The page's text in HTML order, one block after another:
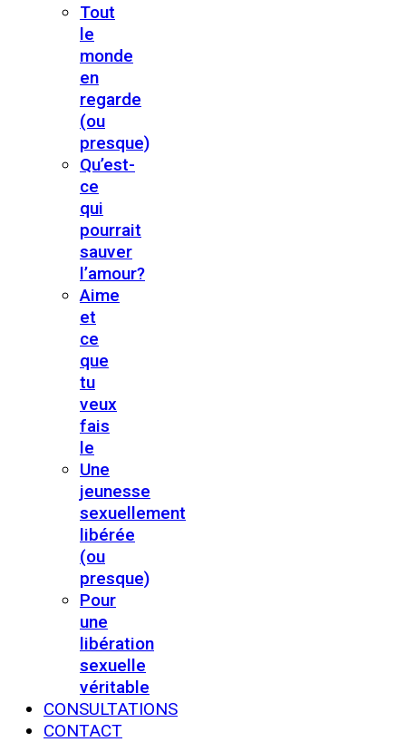
Tout
le
monde
en
regarde
(ou
presque)
Qu’est-
ce
qui
pourrait
sauver
l’amour?
Aime
et
ce
que
tu
veux
fais
le
Une
jeunesse
sexuellement
libérée
(ou
presque)
Pour
une
libération
sexuelle
véritable
CONSULTATIONS
CONTACT